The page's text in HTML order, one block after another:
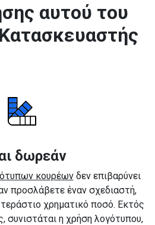
αυτού του
δωρεάν
κουρέωνδεν επιβαρύνει
προσλάβετε έναν σχεδιαστή,
χρηματικό ποσό. Εκτός
συνιστάται η χρήση λογότυπου,